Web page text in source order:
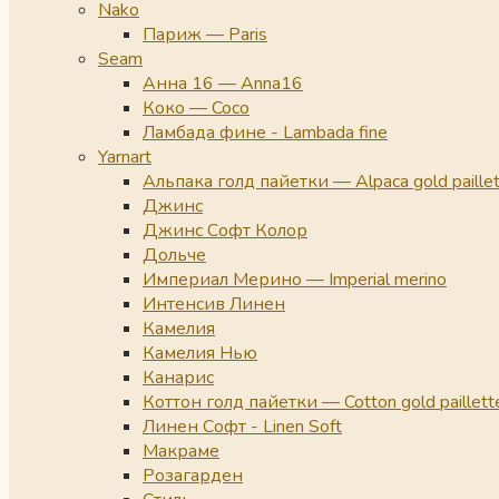
Nako
Париж — Paris
Seam
Анна 16 — Anna16
Коко — Coco
Ламбада фине - Lambada fine
Yarnart
Альпака голд пайетки — Alpaca gold
Джинс
Джинс Софт Колор
Дольче
Империал Мерино — Imperial merino
Интенсив Линен
Камелия
Камелия Нью
Канарис
Коттон голд пайетки — Cotton gold
Линен Софт - Linen Soft
Макраме
Розагарден